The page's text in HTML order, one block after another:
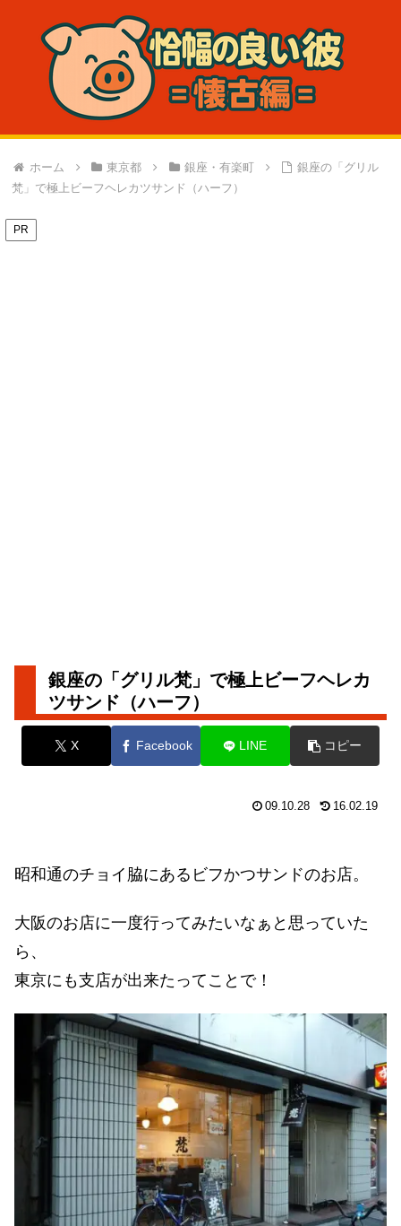
ホーム 東京都 銀座・有楽町
銀座の「グリル
梵」で極上ビーフヘレカツサンド（ハーフ）
PR
銀座の「グリル梵」で極上ビーフヘレカ
ツサンド（ハーフ）
X Facebook LINE コピー
09.10.28 16.02.19
昭和通のチョイ脇にあるビフかつサンドのお店。
大阪のお店に一度行ってみたいなぁと思っていた
ら、
東京にも支店が出来たってことで！